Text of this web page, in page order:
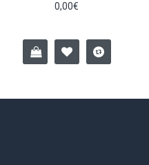
0,00€